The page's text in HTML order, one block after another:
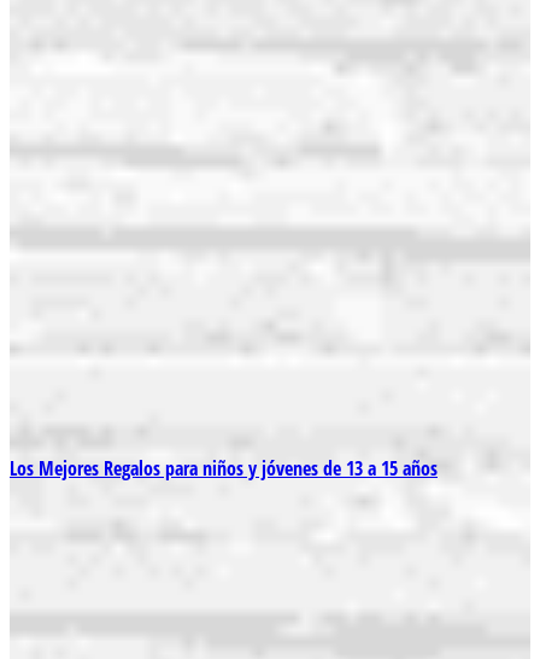
Los Mejores Regalos para niños y jóvenes de 13 a 15 años